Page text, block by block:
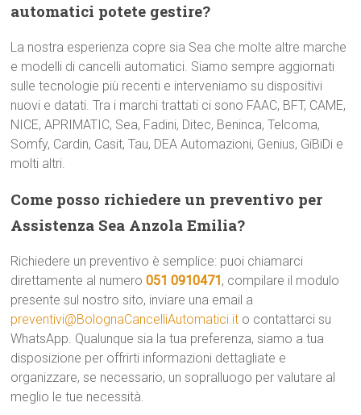
automatici potete gestire?
La nostra esperienza copre sia Sea che molte altre marche
e modelli di cancelli automatici. Siamo sempre aggiornati
sulle tecnologie più recenti e interveniamo su dispositivi
nuovi e datati. Tra i marchi trattati ci sono FAAC, BFT, CAME,
NICE, APRIMATIC, Sea, Fadini, Ditec, Beninca, Telcoma,
Somfy, Cardin, Casit, Tau, DEA Automazioni, Genius, GiBiDi e
molti altri.
Come posso richiedere un preventivo per
Assistenza Sea Anzola Emilia?
Richiedere un preventivo è semplice: puoi chiamarci
direttamente al numero051 0910471, compilare il modulo
presente sul nostro sito, inviare una email a
preventivi@BolognaCancelliAutomatici.it o contattarci su
WhatsApp. Qualunque sia la tua preferenza, siamo a tua
disposizione per offrirti informazioni dettagliate e
organizzare, se necessario, un sopralluogo per valutare al
meglio le tue necessità.